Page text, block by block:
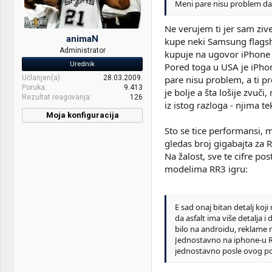
Display: Samsung 1920x1080, 60Hz
Western Digital Green 2TB
Sound: Integrale
Case:
Phanteks Enthoo Pro (black
windowed)
PSU:
Seasonic M12-620W 80+
Bronze
Windows 8.1 Pro 64bit &
animaN
Administrator
Urednik
Učlanjen(a)
28.03.2009.
Poruka
9.413
Rezultat reagovanja
126
Moja konfiguracija
Corsair ForceGT 120GB
Meni pare nisu problem
Ne verujem ti jer sam
kupe neki Samsung
kupuje na ugovor
Pored toga u USA je
pare nisu problem, a ti
je bolje a šta lošije
iz istog razloga - njima
Sto se tice performansi,
gledas broj gigabajta za
Na žalost, sve te cifre
modelima RR3 igru:
E sad onaj bitan detalj
da asfalt ima više detalja i
bilo na androidu, reklame
Jednostavno na iphone-u
jednostavno posle ovog